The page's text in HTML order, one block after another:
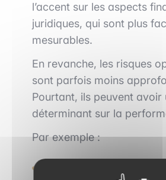
l’accent sur les aspects
juridiques, qui sont plus
mesurables.
En revanche, les risques
sont parfois moins
Pourtant, ils peuvent avoir
déterminant sur la
Par exemple :
Une organisation